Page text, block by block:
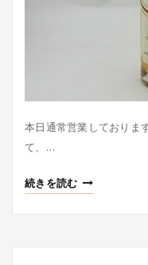
本日通常営業しておりま
て、…
続きを読む